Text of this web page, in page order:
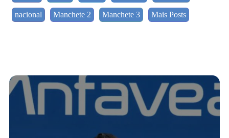
nacional Manchete 2 Manchete 3 Mais Posts